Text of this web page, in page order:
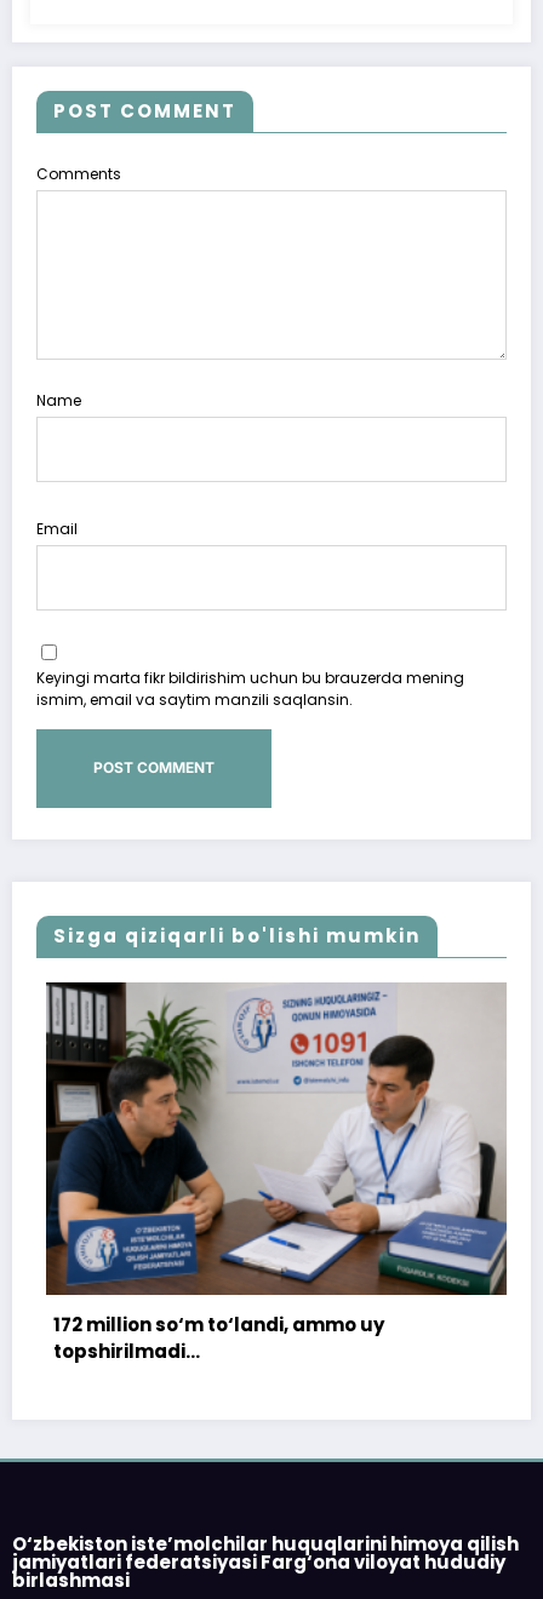
POST COMMENT
Comments
Name
Email
Keyingi marta fikr bildirishim uchun bu brauzerda mening
ismim, email va saytim manzili saqlansin.
Sizga qiziqarli bo'lishi mumkin
so‘m to‘landi, ammo uy